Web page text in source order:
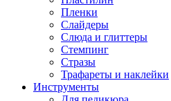
Пленки
Слайдеры
Слюда и глиттеры
Стемпинг
Стразы
Трафареты и наклейки
Инструменты